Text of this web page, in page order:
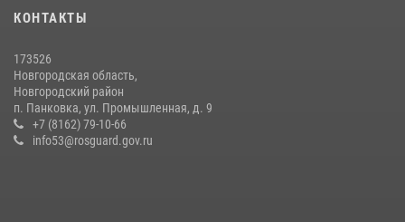
Новгородские росгвардейцы приняли участие в чемпионате по
многоборью кинологов на первенство Северо-Западного округа
Росгвардии
20 июля 2026, 15:10
КОНТАКТЫ
173526
Новгородская область,
Новгородский район
п. Панковка, ул. Промышленная, д. 9
+7 (8162) 79-10-66
info53@rosguard.gov.ru